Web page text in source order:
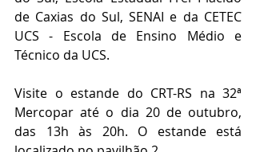
de Caxias do Sul, SENAI e da CETEC
UCS - Escola de Ensino Médio e
Técnico da UCS.
Visite o estande do CRT-RS na 32ª
Mercopar até o dia 20 de outubro,
das 13h às 20h. O estande está